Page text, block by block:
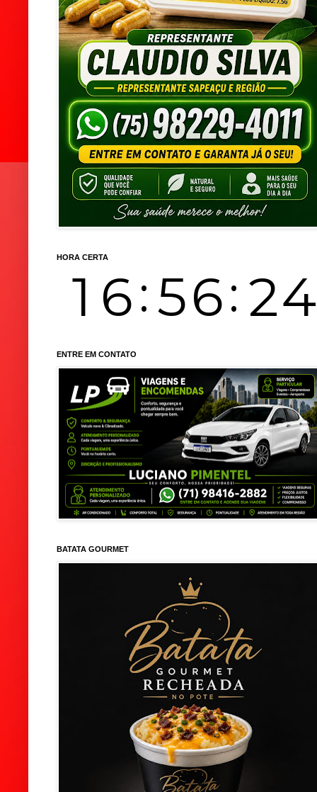
HORA CERTA
ENTRE EM CONTATO
BATATA GOURMET